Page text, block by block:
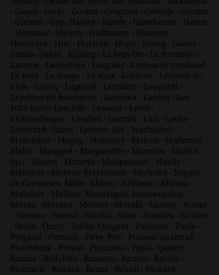
- Gogol - Gorki - Gozlan - Gragnon - Gréville - Grimm
- Guimet - Gyp- Halévy - Hardy - Hawthorne - Hearn
- Hermant - Hirsch - Hoffmann - Homère-
Houssaye - Huc - Huchon - Hugo - Irving - Jaloux -
James - Janin - Kipling - La bruyère - La Fontaine -
Lacroix - Lamartine - Larguier - Lavisse et rambaud-
Le Braz - Le Rouge - Le roux - Leblanc - Leconte de
Lisle - Lecoq - Legrand - Lemaître - Leopardi -
Leprince de Beaumont - Lermina - Leroux - Les
1001 nuits- Lesclide - Lesueur - Level -
Lichtenberger - London - Lorrain - Loti - Louÿs -
Lovecraft - Luzel - Lycaon- Lys - Machiavel -
Madeleine - Magog - Maizeroy - Malcor - Mallarmé -
Malot - Mangeot - Margueritte - Marmier - Martin
(qc) - Mason - Maturin - Maupassant - Meade -
Mérimée - Mervez- Meyronein - Michelet - Miguel
de Cervantes- Mille - Milosz - Mirbeau - Mistral -
Moinaux - Molière- Montaigne- Montesquieu-
Moran - Moreau - Mortier - Moselli - Musset - Naïmi
- Navarre - Nerval - Nicolaï - Nion - Noailles - Nodier
- Orain - Orczy - Ouida- Ourgant - Pacherie - Pavie -
Pergaud - Perrault - Pitre- Poe - Ponson du terrail -
Pouchkine - Proust - Pucciano - Pujol - Qaderi -
Racine - Radcliffe - Rameau - Ramuz - Reclus -
Reibrach - Renard - Reuzé - Révoil - Richard -